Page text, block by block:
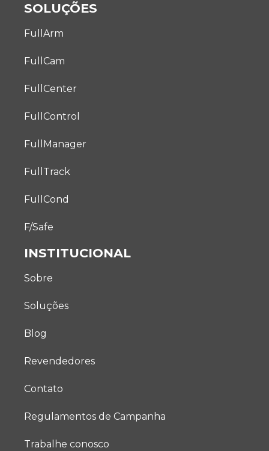
SOLUÇÕES
FullArm
FullCam
FullCenter
FullControl
FullManager
FullTrack
FullCond
F/Safe
INSTITUCIONAL
Sobre
Soluções
Blog
Revendedores
Contato
Regulamentos de Campanha
Trabalhe conosco